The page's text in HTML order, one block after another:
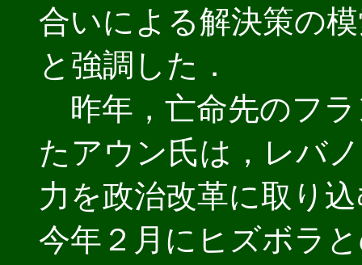
合いによる解決策の
と強調した．
昨年，亡命先のフ
たアウン氏は，レバ
力を政治改革に取り
今年２月にヒズボラ